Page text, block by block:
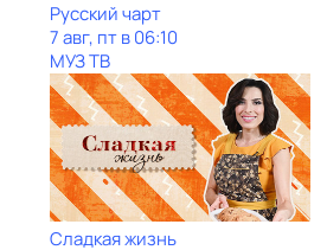
Рycский чарт
7 авг, пт в 06:10
МУЗ ТВ
Сладкая жизнь